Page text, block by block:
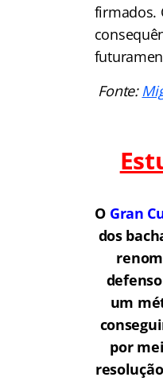
firmados.
Fonte:
O Gran
dos
um
por